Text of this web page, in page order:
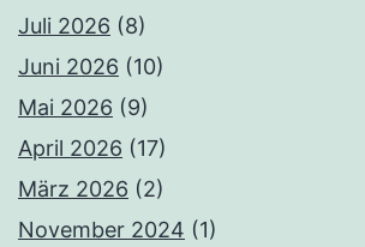
Juli 2026 (8)
Juni 2026 (10)
Mai 2026 (9)
April 2026 (17)
März 2026 (2)
November 2024 (1)